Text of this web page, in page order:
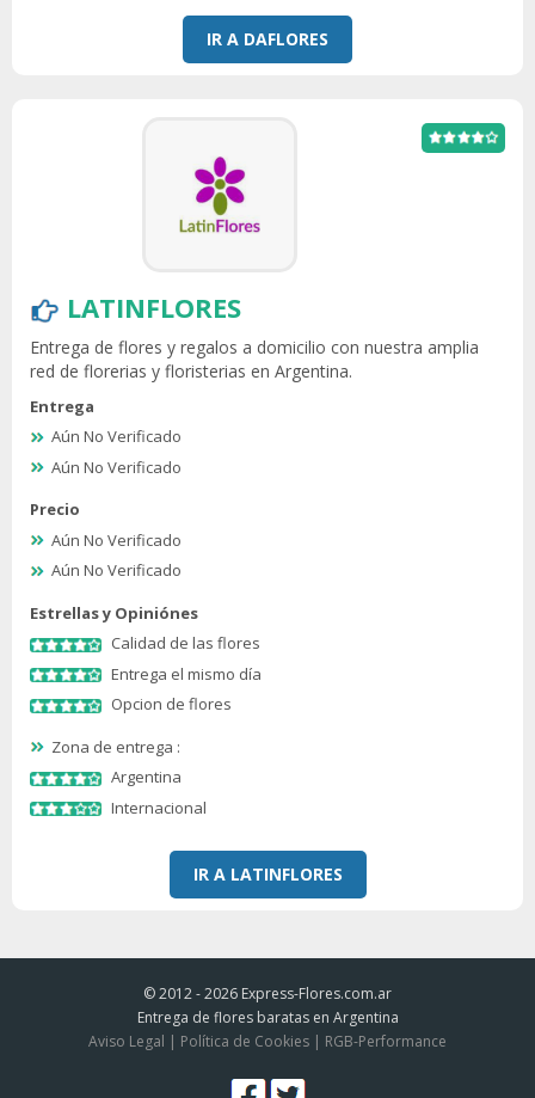
IR A DAFLORES
LATINFLORES
Entrega de flores y regalos a domicilio con nuestra amplia
red de florerias y floristerias en Argentina.
Entrega
Aún No Verificado
Aún No Verificado
Precio
Aún No Verificado
Aún No Verificado
Estrellas y Opiniónes
Calidad de las flores
Entrega el mismo día
Opcion de flores
Zona de entrega :
Argentina
Internacional
IR A LATINFLORES
© 2012 - 2026 Express-Flores.com.ar
Entrega de flores baratas en Argentina
Aviso Legal | Política de Cookies | RGB-Performance